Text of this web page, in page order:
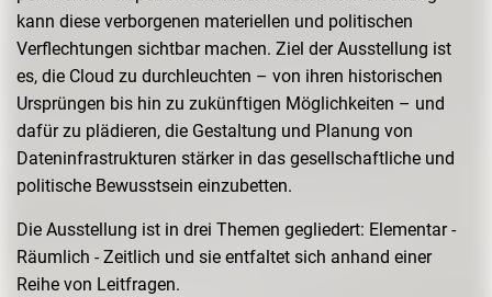
kann diese verborgenen materiellen und politischen
Verflechtungen sichtbar machen. Ziel der Ausstellung ist
es, die Cloud zu durchleuchten – von ihren historischen
Ursprüngen bis hin zu zukünftigen Möglichkeiten – und
dafür zu plädieren, die Gestaltung und Planung von
Dateninfrastrukturen stärker in das gesellschaftliche und
politische Bewusstsein einzubetten.
Die Ausstellung ist in drei Themen gegliedert: Elementar -
Räumlich - Zeitlich und sie entfaltet sich anhand einer
Reihe von Leitfragen.